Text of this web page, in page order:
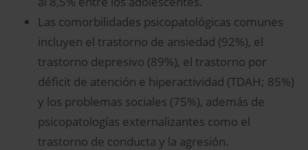
Las comorbilidades psicopatológicas comunes
incluyen el trastorno de ansiedad (92%), el
trastorno depresivo (89%), el trastorno por
déficit de atención e hiperactividad (TDAH; 85%)
y los problemas sociales (75%), además de
psicopatologías externalizantes como el
trastorno de conducta y la agresión.